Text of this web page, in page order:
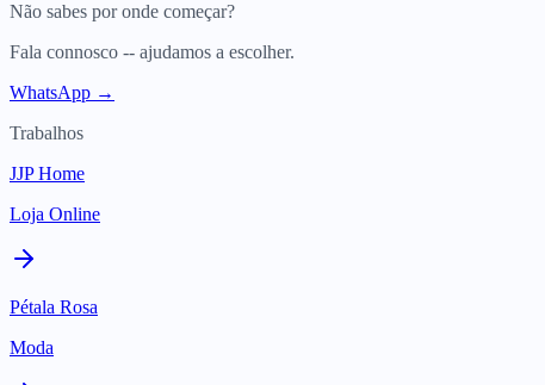
Não sabes por onde começar?
Fala connosco -- ajudamos a escolher.
WhatsApp →
Trabalhos
JJP Home
Loja Online
Pétala Rosa
Moda